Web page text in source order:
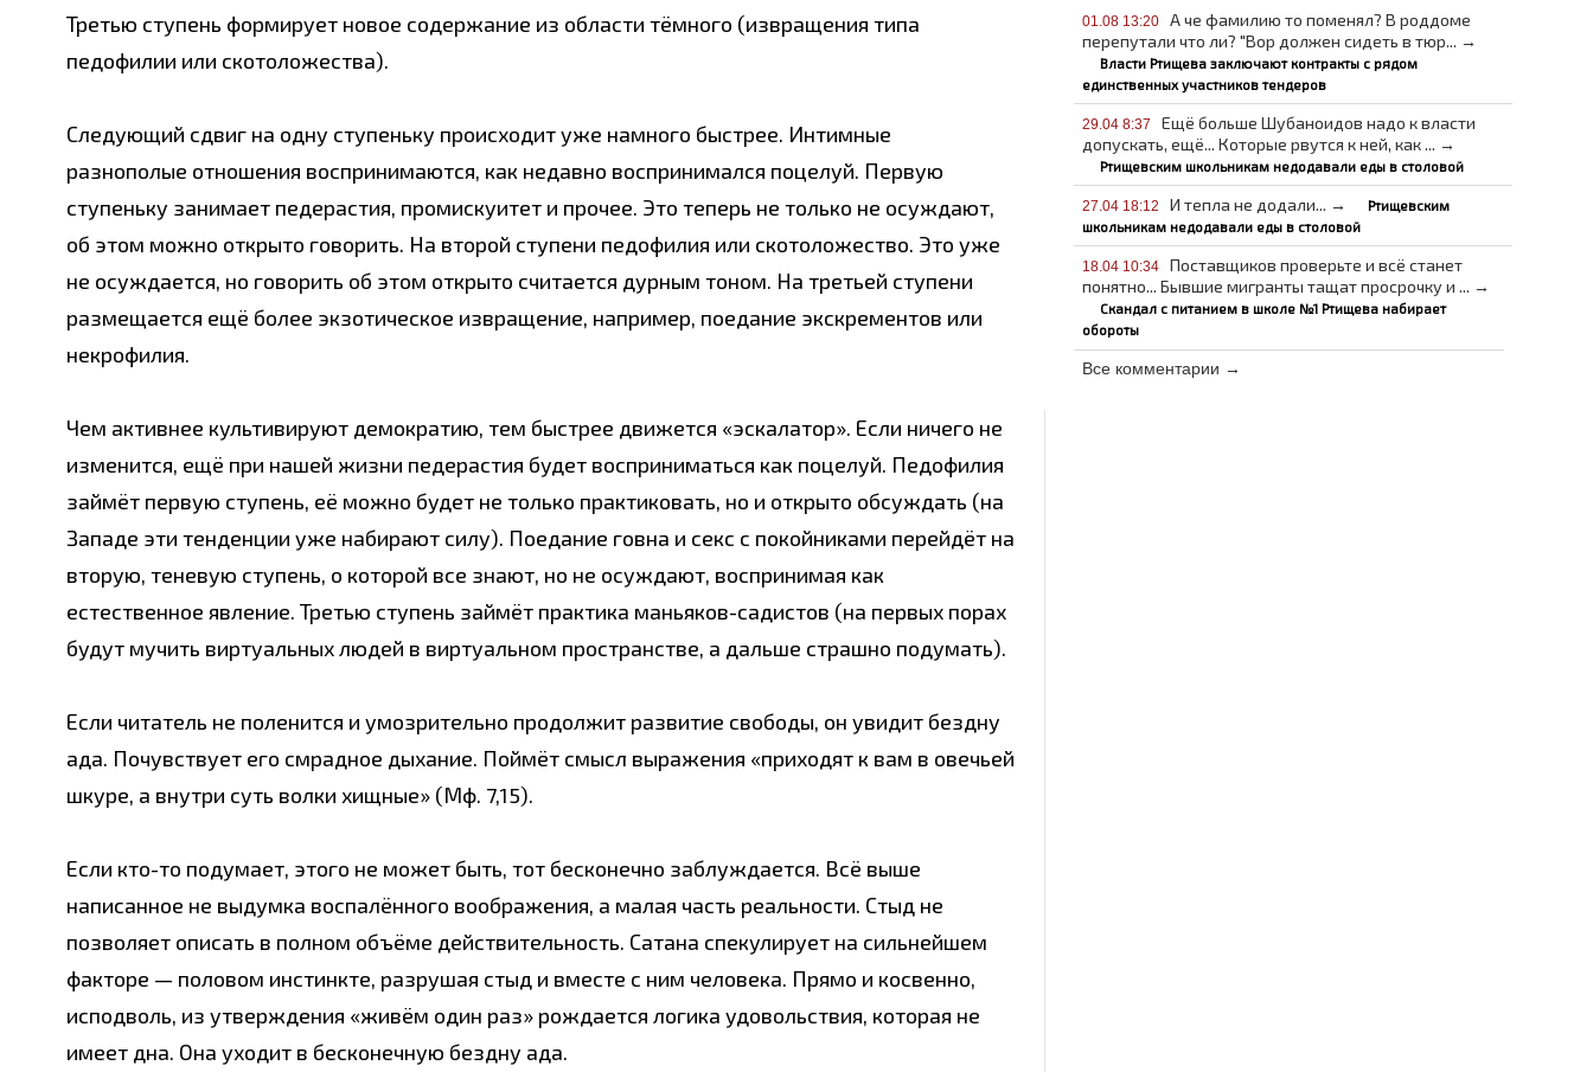
Третью ступень формирует новое содержание из области тёмного (извращения типа
педофилии или скотоложества).
Следующий сдвиг на одну ступеньку происходит уже намного быстрее. Интимные
разнополые отношения воспринимаются, как недавно воспринимался поцелуй. Первую
ступеньку занимает педерастия, промискуитет и прочее. Это теперь не только не осуждают,
об этом можно открыто говорить. На второй ступени педофилия или скотоложество. Это уже
не осуждается, но говорить об этом открыто считается дурным тоном. На третьей ступени
размещается ещё более экзотическое извращение, например, поедание экскрементов или
некрофилия.
Чем активнее культивируют демократию, тем быстрее движется «эскалатор». Если ничего не
изменится, ещё при нашей жизни педерастия будет восприниматься как поцелуй. Педофилия
займёт первую ступень, её можно будет не только практиковать, но и открыто обсуждать (на
Западе эти тенденции уже набирают силу). Поедание говна и секс с покойниками перейдёт на
вторую, теневую ступень, о которой все знают, но не осуждают, воспринимая как
естественное явление. Третью ступень займёт практика маньяков-садистов (на первых порах
будут мучить виртуальных людей в виртуальном пространстве, а дальше страшно подумать).
Если читатель не поленится и умозрительно продолжит развитие свободы, он увидит бездну
ада. Почувствует его смрадное дыхание. Поймёт смысл выражения «приходят к вам в овечьей
шкуре, а внутри суть волки хищные» (Мф. 7,15).
Если кто-то подумает, этого не может быть, тот бесконечно заблуждается. Всё выше
написанное не выдумка воспалённого воображения, а малая часть реальности. Стыд не
позволяет описать в полном объёме действительность. Сатана спекулирует на сильнейшем
факторе — половом инстинкте, разрушая стыд и вместе с ним человека. Прямо и косвенно,
исподволь, из утверждения «живём один раз» рождается логика удовольствия, которая не
имеет дна. Она уходит в бесконечную бездну ада.
01.08 13:20
А че фамилию то поменял? В роддоме
перепутали что ли? "Вор должен сидеть в тюр... →
Власти Ртищева заключают контракты с рядом
единственных участников тендеров
29.04 8:37
Ещё больше Шубаноидов надо к власти
допускать, ещё... Которые рвутся к ней, как ... →
Ртищевским школьникам недодавали еды в столовой
27.04 18:12 И тепла не додали... →
Ртищевским
школьникам недодавали еды в столовой
18.04 10:34
Поставщиков проверьте и всё станет
понятно... Бывшие мигранты тащат просрочку и ... →
Скандал с питанием в школе №1 Ртищева набирает
обороты
Все комментарии →